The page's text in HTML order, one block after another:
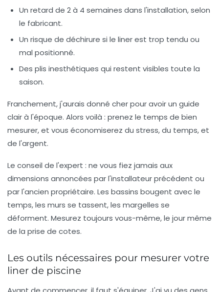
Un retard de 2 à 4 semaines dans l'installation, selon
le fabricant.
Un risque de déchirure si le liner est trop tendu ou
mal positionné.
Des plis inesthétiques qui restent visibles toute la
saison.
Franchement, j'aurais donné cher pour avoir un guide
clair à l'époque. Alors voilà : prenez le temps de bien
mesurer, et vous économiserez du stress, du temps, et
de l'argent.
Le conseil de l'expert : ne vous fiez jamais aux
dimensions annoncées par l'installateur précédent ou
par l'ancien propriétaire. Les bassins bougent avec le
temps, les murs se tassent, les margelles se
déforment. Mesurez toujours vous-même, le jour même
de la prise de cotes.
Les outils nécessaires pour mesurer votre
liner de piscine